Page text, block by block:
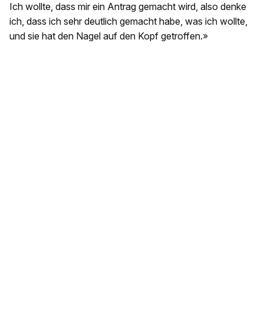
Ich wollte, dass mir ein Antrag gemacht wird, also denke
ich, dass ich sehr deutlich gemacht habe, was ich wollte,
und sie hat den Nagel auf den Kopf getroffen.»